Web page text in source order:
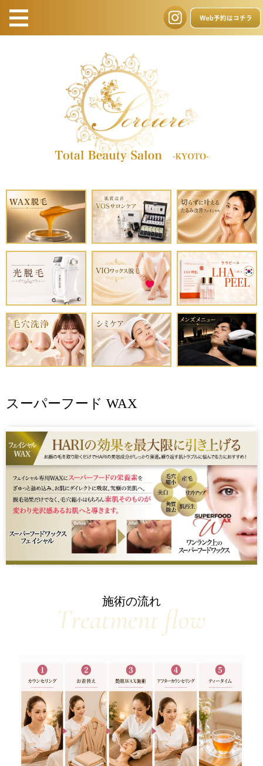
スーパーフード WAX
施術の流れ